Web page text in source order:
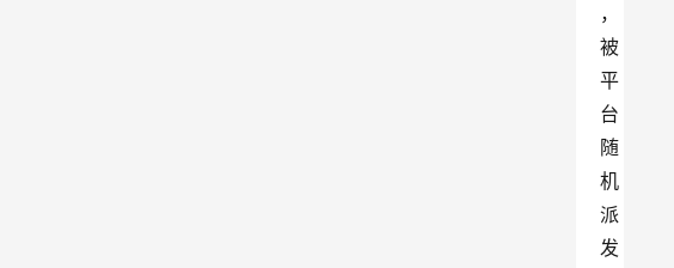
，
被
平
台
随
机
派
发